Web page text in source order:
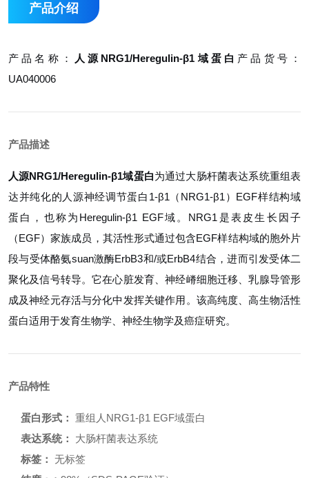
产品介绍
产品名称： 人源NRG1/Heregulin-β1域蛋白 产品货号：
UA040006
产品描述
人源NRG1/Heregulin-β1域蛋白为通过大肠杆菌表达系统重组表
达并纯化的人源神经调节蛋白1-β1（NRG1-β1）EGF样结构域
蛋白，也称为Heregulin-β1 EGF域。NRG1是表皮生长因子
（EGF）家族成员，其活性形式通过包含EGF样结构域的胞外片
段与受体酪氨suan激酶ErbB3和/或ErbB4结合，进而引发受体二
聚化及信号转导。它在心脏发育、神经嵴细胞迁移、乳腺导管形
成及神经元存活与分化中发挥关键作用。该高纯度、高生物活性
蛋白适用于发育生物学、神经生物学及癌症研究。
产品特性
蛋白形式： 重组人NRG1-β1 EGF域蛋白
表达系统：
大肠杆菌表达系统
标签： 无标签